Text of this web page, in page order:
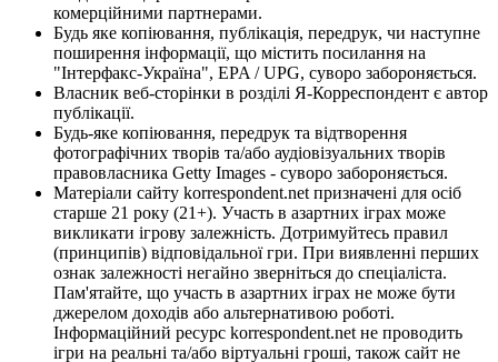
комерційними партнерами.
Будь яке копіювання, публікація, передрук, чи наступне
поширення інформації, що містить посилання на
"Інтерфакс-Україна", EPA / UPG, суворо забороняється.
Власник веб-сторінки в розділі Я-Корреспондент є автор
публікації.
Будь-яке копіювання, передрук та відтворення
фотографічних творів та/або аудіовізуальних творів
правовласника Getty Images - суворо забороняється.
Матеріали сайту korrespondent.net призначені для осіб
старше 21 року (21+). Участь в азартних іграх може
викликати ігрову залежність. Дотримуйтесь правил
(принципів) відповідальної гри. При виявленні перших
ознак залежності негайно зверніться до спеціаліста.
Пам'ятайте, що участь в азартних іграх не може бути
джерелом доходів або альтернативою роботі.
Інформаційний ресурс korrespondent.net не проводить
ігри на реальні та/або віртуальні гроші, також сайт не